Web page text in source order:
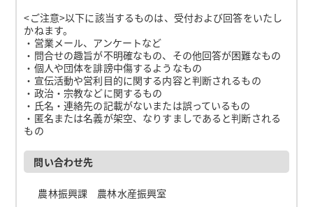
<ご注意>以下に該当するものは、受付および回答をいたし
かねます。
・営業メール、アンケートなど
・問合せの趣旨が不明確なもの、その他回答が困難なもの
・個人や団体を誹謗中傷するようなもの
・宣伝活動や営利目的に関する内容と判断されるもの
・政治・宗教などに関するもの
・氏名・連絡先の記載がないまたは誤っているもの
・匿名または名義が架空、なりすましであると判断される
もの
問い合わせ先
農林振興課 農林水産振興室